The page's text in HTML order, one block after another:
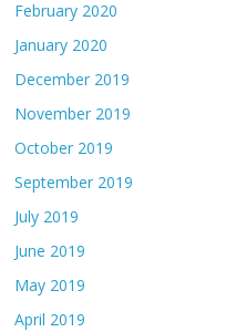
February 2020
January 2020
December 2019
November 2019
October 2019
September 2019
July 2019
June 2019
May 2019
April 2019